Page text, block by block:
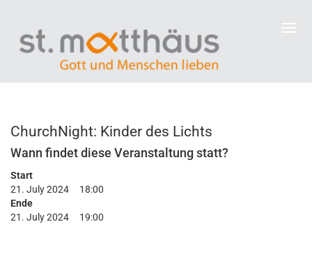
ChurchNight: Kinder des Lichts
Wann findet diese Veranstaltung statt?
Start
21. July 2024
18:00
Ende
21. July 2024
19:00